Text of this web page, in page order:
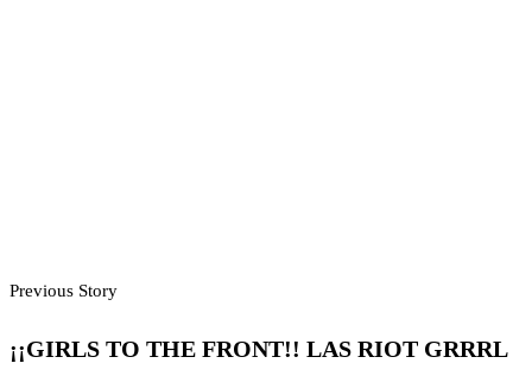
Previous Story
¡¡GIRLS TO THE FRONT!! LAS RIOT GRRRL